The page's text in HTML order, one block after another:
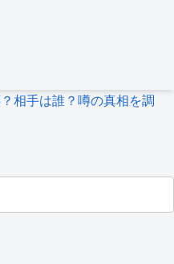
相手は誰？噂の真相を調